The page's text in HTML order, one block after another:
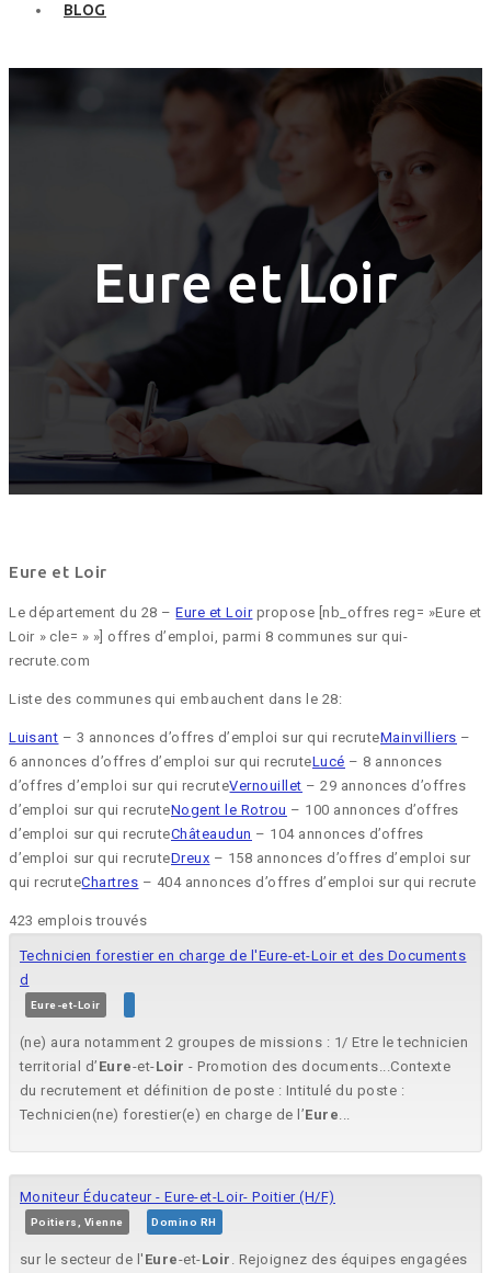
BLOG
Eure et Loir
Eure et Loir
Le département du 28 –Eure et Loirpropose [nb_offres reg= »Eure et
Loir » cle= » »] offres d’emploi, parmi 8 communes sur qui-
recrute.com
Liste des communes qui embauchent dans le 28:
Luisant – 3 annonces d’offres d’emploi sur qui recruteMainvilliers –
6 annonces d’offres d’emploi sur qui recruteLucé – 8 annonces
d’offres d’emploi sur qui recruteVernouillet – 29 annonces d’offres
d’emploi sur qui recruteNogent le Rotrou – 100 annonces d’offres
d’emploi sur qui recruteChâteaudun – 104 annonces d’offres
d’emploi sur qui recruteDreux – 158 annonces d’offres d’emploi sur
qui recruteChartres – 404 annonces d’offres d’emploi sur qui recrute
423 emplois trouvés
Technicien forestier en charge de l'Eure-et-Loir et des Documents
d
Eure-et-Loir
(ne) aura notamment 2 groupes de missions : 1/ Etre le technicien
territorial d’ Eure-et-Loir - Promotion des documents...Contexte
du recrutement et définition de poste : Intitulé du poste :
Technicien(ne) forestier(e) en charge de l’Eure...
Moniteur Éducateur - Eure-et-Loir- Poitier (H/F)
Poitiers, Vienne Domino RH
sur le secteur de l' Eure-et-Loir . Rejoignez des équipes engagées